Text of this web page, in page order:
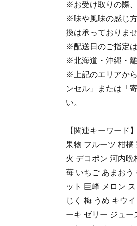
※お受け取りの際
※味や風味の感じ
換は承っておりま
※配送日のご指定は
※北海道・沖縄・
※上記のエリアか
ンセル」または「
い。
【関連キーワード】
果物 フルーツ 柑橘
火 デコポン 河内晩
苺 いちご あまおう
ット 巨峰 メロン
じく 梅 うめ キウ
ーキ ゼリー ジュー